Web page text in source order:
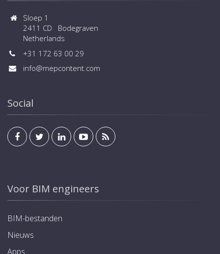
Sloep 1
2411 CD Bodegraven
Netherlands
+31 172 63 00 29
info@mepcontent.com
Social
Voor BIM engineers
BIM-bestanden
Nieuws
Apps